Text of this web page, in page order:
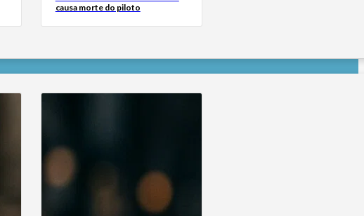
causa morte do piloto